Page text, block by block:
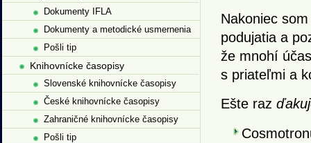
Nakoniec
podujatia a
že mnohí
s priateľmi a
Ešte raz
Dokumenty IFLA
Dokumenty a metodické usmernenia
Pošli tip
Knihovnícke časopisy
Slovenské knihovnícke časopisy
České knihovnícke časopisy
Zahraničné knihovnícke časopisy
Pošli tip